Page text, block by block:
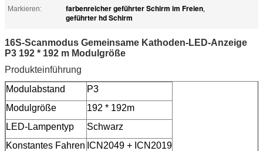
Markieren:
farbenreicher geführter Schirm im Freien,
geführter hd Schirm
16S-Scanmodus Gemeinsame Kathoden-LED-Anzeige
P3 192 * 192 m Modulgröße
Produkteinführung
Modulabstand
P3
Modulgröße
192 * 192m
LED-Lampentyp
Schwarz
Konstantes Fahren ICN2049 + ICN2019